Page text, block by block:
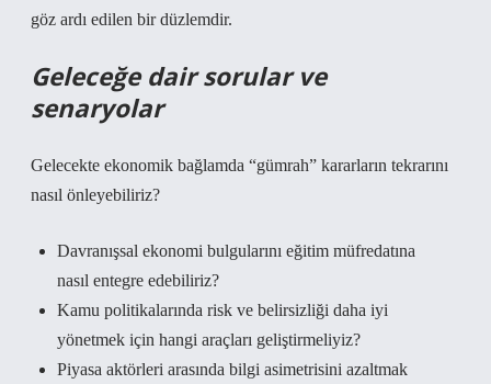
göz ardı edilen bir düzlemdir.
Geleceğe dair sorular ve
senaryolar
Gelecekte ekonomik bağlamda “gümrah” kararların tekrarını
nasıl önleyebiliriz?
Davranışsal ekonomi bulgularını eğitim müfredatına
nasıl entegre edebiliriz?
Kamu politikalarında risk ve belirsizliği daha iyi
yönetmek için hangi araçları geliştirmeliyiz?
Piyasa aktörleri arasında bilgi asimetrisini azaltmak